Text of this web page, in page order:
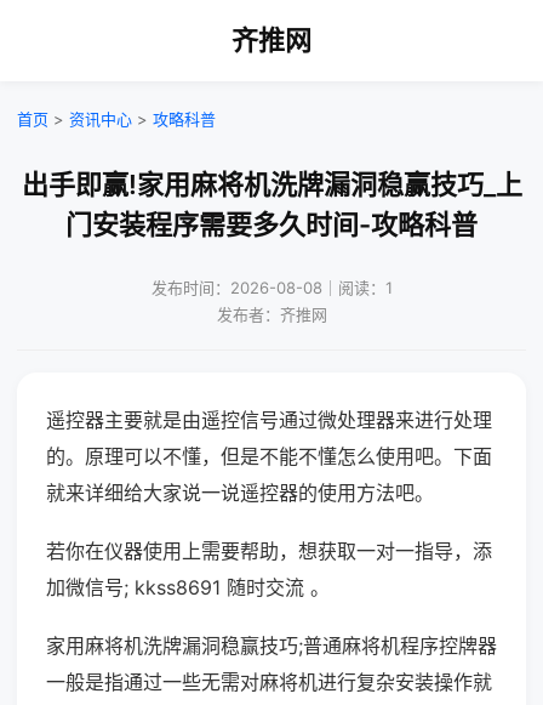
齐推网
首页 > 资讯中心 > 攻略科普
出手即赢!家用麻将机洗牌漏洞稳赢技巧_上
门安装程序需要多久时间-攻略科普
发布时间：2026-08-08｜阅读：1
发布者：齐推网
遥控器主要就是由遥控信号通过微处理器来进行处理
的。原理可以不懂，但是不能不懂怎么使用吧。下面
就来详细给大家说一说遥控器的使用方法吧。
若你在仪器使用上需要帮助，想获取一对一指导，添
加微信号; kkss8691 随时交流 。
家用麻将机洗牌漏洞稳赢技巧;普通麻将机程序控牌器
一般是指通过一些无需对麻将机进行复杂安装操作就